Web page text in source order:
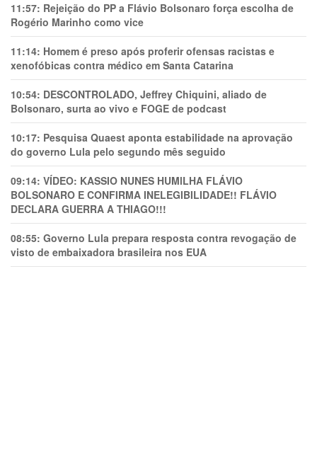
11:57: Rejeição do PP a Flávio Bolsonaro força escolha de
Rogério Marinho como vice
11:14: Homem é preso após proferir ofensas racistas e
xenofóbicas contra médico em Santa Catarina
10:54: DESCONTROLADO, Jeffrey Chiquini, aliado de
Bolsonaro, surta ao vivo e FOGE de podcast
10:17: Pesquisa Quaest aponta estabilidade na aprovação
do governo Lula pelo segundo mês seguido
09:14: VÍDEO: KASSIO NUNES HUMlLHA FLÁVIO
BOLSONARO E CONFIRMA INELEGIBILIDADE!! FLÁVIO
DECLARA GUERRA A THIAGO!!!
08:55: Governo Lula prepara resposta contra revogação de
visto de embaixadora brasileira nos EUA